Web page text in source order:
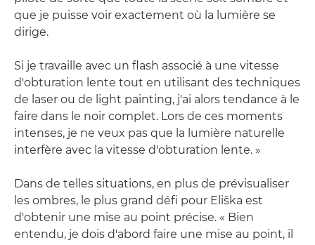
que je puisse voir exactement où la lumière se
dirige.
Si je travaille avec un flash associé à une vitesse
d'obturation lente tout en utilisant des techniques
de laser ou de light painting, j'ai alors tendance à le
faire dans le noir complet. Lors de ces moments
intenses, je ne veux pas que la lumière naturelle
interfère avec la vitesse d'obturation lente. »
Dans de telles situations, en plus de prévisualiser
les ombres, le plus grand défi pour Eliška est
d'obtenir une mise au point précise. « Bien
entendu, je dois d'abord faire une mise au point, il